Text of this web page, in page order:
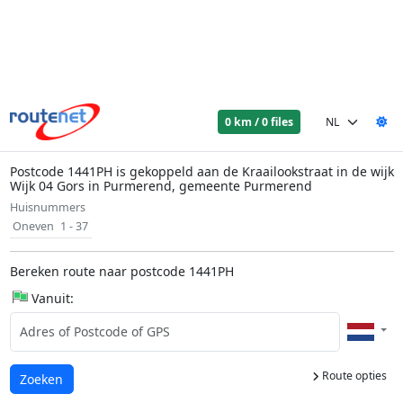
0 km / 0 files
Postcode 1441PH is gekoppeld aan de Kraailookstraat in de wijk
Wijk 04 Gors in Purmerend, gemeente Purmerend
Huisnummers
Oneven 1 - 37
Bereken route naar postcode 1441PH
Vanuit:
Route opties
Laden...
Zoeken